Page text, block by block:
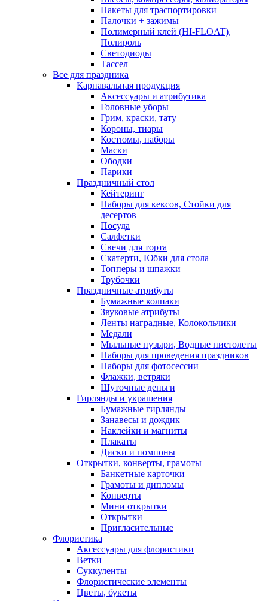
Пакеты для траспортировки
Палочки + зажимы
Полимерный клей (HI-FLOAT),
Полироль
Светодиоды
Тассел
Все для праздника
Карнавальная продукция
Аксессуары и атрибутика
Головные уборы
Грим, краски, тату
Короны, тиары
Костюмы, наборы
Маски
Ободки
Парики
Праздничный стол
Кейтеринг
Наборы для кексов, Стойки для
десертов
Посуда
Салфетки
Свечи для торта
Скатерти, Юбки для стола
Топперы и шпажки
Трубочки
Праздничные атрибуты
Бумажные колпаки
Звуковые атрибуты
Ленты наградные, Колокольчики
Медали
Мыльные пузыри, Водные пистолеты
Наборы для проведения праздников
Наборы для фотосессии
Флажки, ветряки
Шуточные деньги
Гирлянды и украшения
Бумажные гирлянды
Занавесы и дождик
Наклейки и магниты
Плакаты
Диски и помпоны
Открытки, конверты, грамоты
Банкетные карточки
Грамоты и дипломы
Конверты
Мини открытки
Открытки
Пригласительные
Флористика
Аксессуары для флористики
Ветки
Суккуленты
Флористические элементы
Цветы, букеты